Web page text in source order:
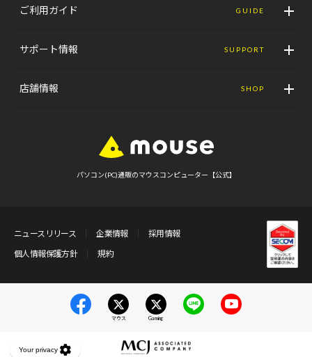
ご利用ガイド GUIDE
サポート情報 SUPPORT
店舗情報 SHOP
パソコン(PC)通販のマウスコンピューター【公式】
ニュースリリース 企業情報
採用情報
個人情報保護方針
規約
マウス Gaming